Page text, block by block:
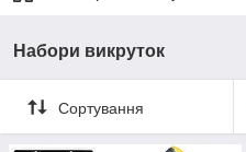
Набори викруток
Сортування